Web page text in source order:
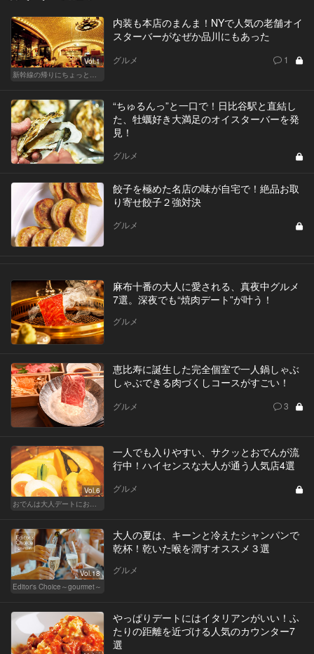
Vol.1
新幹線の帰りにちょっと１杯！東京駅、品川からアクセスがいい人気店
内装も本店のまんま！NYで人気の老舗オイ
スターバーがなぜか品川にもあった
グルメ 1
​​​“ちゅるん​​っ​”​と一口​で​！日比谷駅と直結し
た、牡蠣好き大満足のオイスターバーを発
見！
グルメ
餃子を極めた名店の味が自宅で！絶品お取
り寄せ餃子２強対決
グルメ
麻布十番の大人に愛される、真夜中グルメ
7選。深夜でも“焼肉デート”が叶う！
グルメ
恵比寿に誕生した完全個室で一人鍋しゃぶ
しゃぶできる肉づくしコースがすごい！
グルメ 3
Vol.6
おでんは大人デートにおすすめ！ふたりで温まろう
一人でも入りやすい、サクッとおでんが流
行中！ハイセンスな大人が通う人気店4選
グルメ
Vol.18
Editor's Choice～gourmet～
大人の夏は、キーンと冷えたシャンパンで
乾杯！乾いた喉を潤すオススメ３選
グルメ
やっぱりデートにはイタリアンがいい！ふ
たりの距離を近づける人気のカウンター7
選